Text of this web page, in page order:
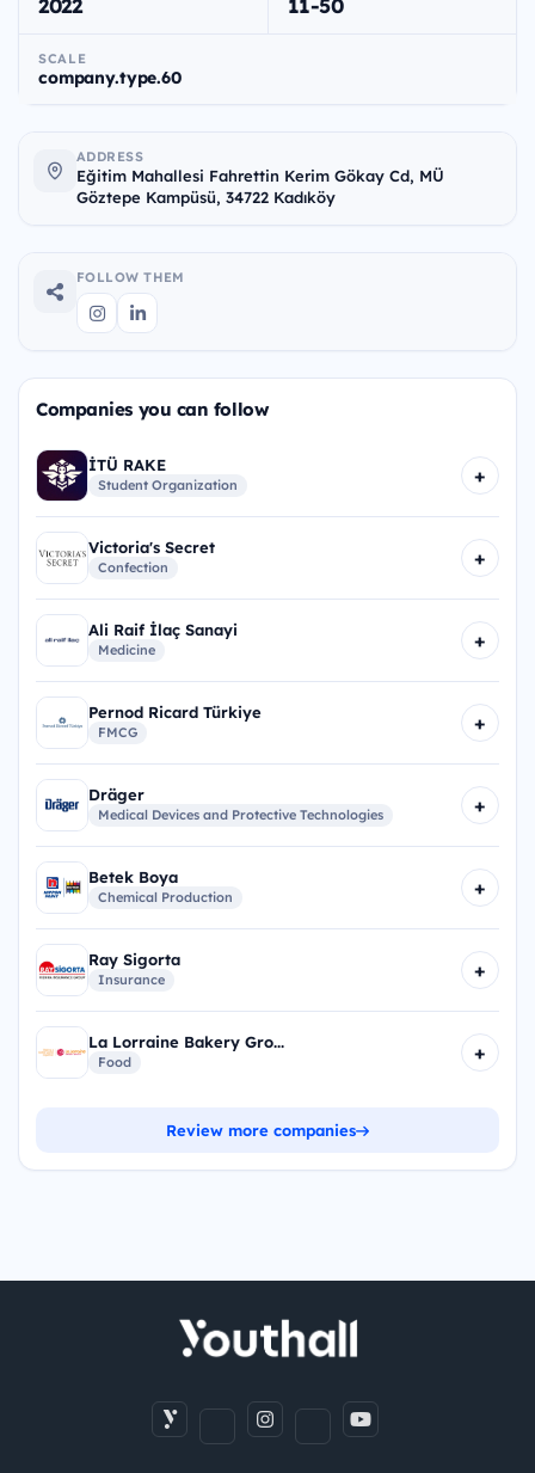
2022 11-50
SCALE
company.type.60
ADDRESS
Eğitim Mahallesi Fahrettin Kerim Gökay Cd, MÜ
Göztepe Kampüsü, 34722 Kadıköy
FOLLOW THEM
Companies you can follow
İTÜ RAKE
Student Organization +
Victoria's Secret
Confection +
Ali Raif İlaç Sanayi
Medicine +
Pernod Ricard Türkiye
FMCG +
Dräger
Medical Devices and Protective Technologies +
Betek Boya
Chemical Production +
Ray Sigorta
Insurance +
La Lorraine Bakery Gro...
Food +
Review more companies